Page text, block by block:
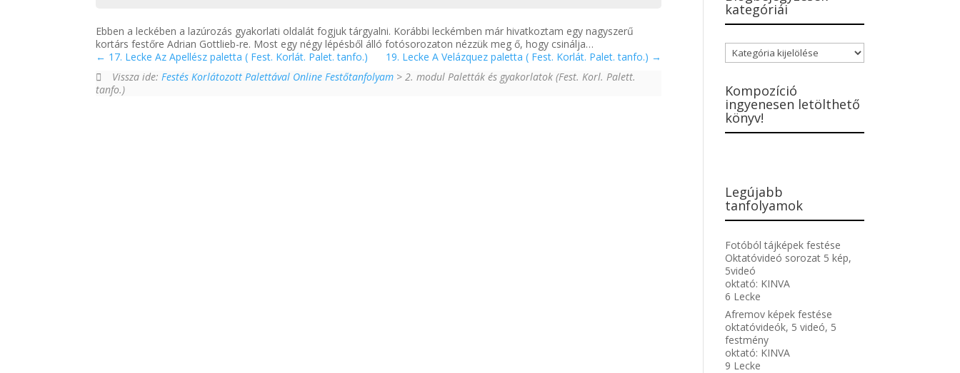
Ebben a leckében a lazúrozás gyakorlati oldalát fogjuk tárgyalni. Korábbi leckémben már hivatkoztam egy nagyszerű
kortárs festőre Adrian Gottlieb-re. Most egy négy lépésből álló fotósorozaton nézzük meg ő, hogy csinálja…
17. Lecke Az Apellész paletta ( Fest. Korlát. Palet. tanfo.)
19. Lecke A Velázquez paletta ( Fest. Korlát. Palet. tanfo.)
Vissza ide: Festés Korlátozott Palettával Online Festőtanfolyam > 2. modul Paletták és gyakorlatok (Fest. Korl. Palett.
tanfo.)
kategóriái
Blogbejegyzések
kategóriái
Kompozíció
ingyenesen letölthető
könyv!
Legújabb
tanfolyamok
Fotóból tájképek festése
Oktatóvideó sorozat 5 kép,
5videó
oktató: KINVA
6 Lecke
Afremov képek festése
oktatóvideók, 5 videó, 5
festmény
oktató: KINVA
9 Lecke